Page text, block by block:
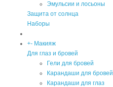
Эмульсии и лосьоны
Защита от солнца
Наборы
+- Макияж
Для глаз и бровей
Гели для бровей
Карандаши для бровей
Карандаши для глаз